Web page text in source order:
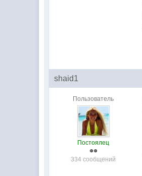
shaid1
Пользователь
Постоялец
334 сообщений